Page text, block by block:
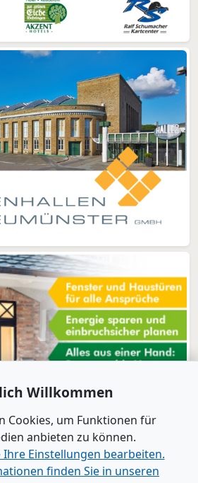
Willkommen
Cookies, um Funktionen für
anbieten zu können.
Ihre Einstellungen bearbeiten.
finden Sie in unseren